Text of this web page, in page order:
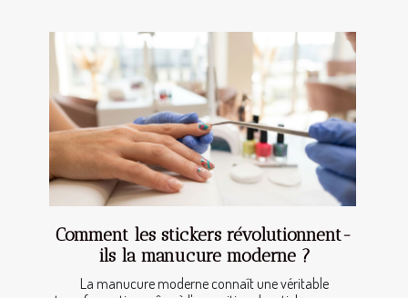
Comment les stickers révolutionnent-
ils la manucure moderne ?
La manucure moderne connaît une véritable